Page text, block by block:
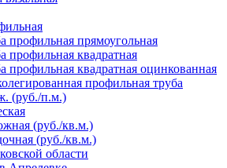
профильная прямоугольная
профильная квадратная
профильная квадратная оцинкованная
профильная труба
(руб./п.м.)
(руб./кв.м.)
(руб./кв.м.)
области